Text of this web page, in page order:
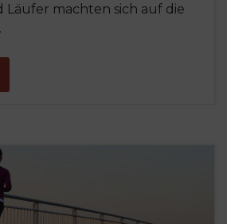
Läufer machten sich auf die